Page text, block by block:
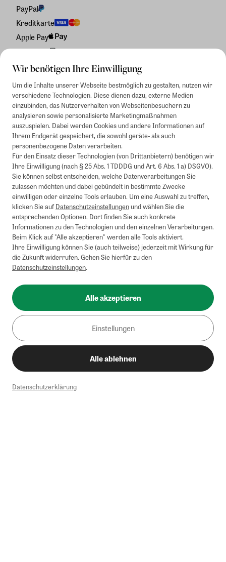
Wir benötigen Ihre Einwilligung
Um die Inhalte unserer Webseite bestmöglich zu gestalten, nutzen wir
verschiedene Technologien. Diese dienen dazu, externe Medien
einzubinden, das Nutzerverhalten von Webseitenbesuchern zu
analysieren sowie personalisierte Marketingmaßnahmen
auszuspielen. Dabei werden Cookies und andere Informationen auf
Ihrem Endgerät gespeichert, die sowohl geräte- als auch
personenbezogene Daten verarbeiten.
Für den Einsatz dieser Technologien (von Drittanbietern) benötigen wir
Ihre Einwilligung (nach § 25 Abs. 1 TDDDG und Art. 6 Abs. 1 a) DSGVO).
Sie können selbst entscheiden, welche Datenverarbeitungen Sie
zulassen möchten und dabei gebündelt in bestimmte Zwecke
einwilligen oder einzelne Tools erlauben. Um eine Auswahl zu treffen,
klicken Sie aufDatenschutzeinstellungenund wählen Sie die
entsprechenden Optionen. Dort finden Sie auch konkrete
Informationen zu den Technologien und den einzelnen Verarbeitungen.
Beim Klick auf "Alle akzeptieren" werden alle Tools aktiviert.
Ihre Einwilligung können Sie (auch teilweise) jederzeit mit Wirkung für
die Zukunft widerrufen. Gehen Sie hierfür zu den
Datenschutzeinstellungen.
Alle akzeptieren
Einstellungen
Alle ablehnen
Datenschutzerklärung
PayPal
Kreditkarte
Apple Pay
Rechnung